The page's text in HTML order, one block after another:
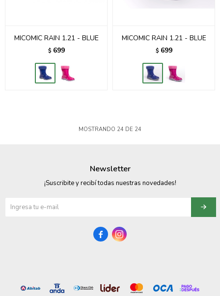
MICOMIC RAIN 1.21 - BLUE
$ 699
MICOMIC RAIN 1.21 - BLUE
$ 699
MOSTRANDO 24 DE 24
Newsletter
¡Suscribite y recibí todas nuestras novedades!
 